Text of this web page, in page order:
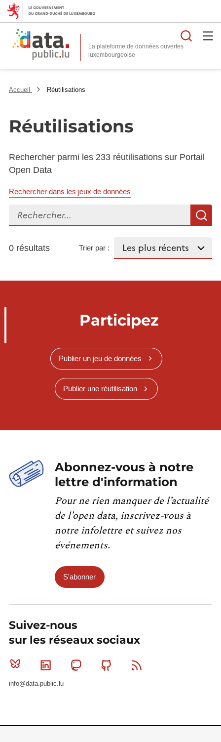
La plateforme de données ouvertes
Accueil Réutilisations
Réutilisations
Rechercher parmi les 233 réutilisations sur Portail
Open Data
Rechercher dans les jeux de données
Rechercher...
0 résultats Trier par :
Participez
Publier un jeu de données
Publier une réutilisation
Abonnez-vous à notre
lettre d'information
Pour ne rien manquer de l’actualité
de l’open data, inscrivez-vous à
notre infolettre et suivez nos
événements.
S'abonner
Suivez-nous
sur les réseaux sociaux
Bluesky Linkedin MastodonGithub
info@data.public.lu